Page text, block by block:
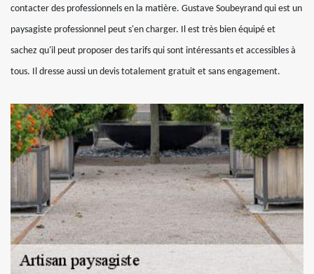
contacter des professionnels en la matière. Gustave Soubeyrand qui est un
paysagiste professionnel peut s'en charger. Il est très bien équipé et
sachez qu'il peut proposer des tarifs qui sont intéressants et accessibles à
tous. Il dresse aussi un devis totalement gratuit et sans engagement.